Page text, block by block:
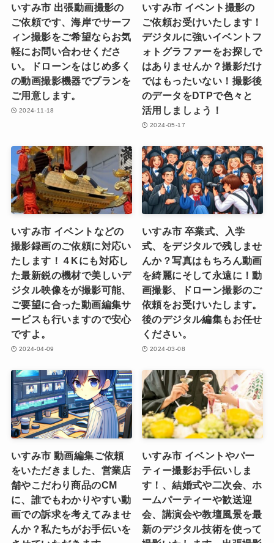
いすみ市 出張動画撮影の
ご依頼です、海岸でサーフ
ィン撮影をご希望ならお気
軽にお問い合わせくださ
い。ドローンをはじめ多く
の動画撮影機器でプランを
ご用意します。
2024-11-18
いすみ市 イベント撮影の
ご依頼お受けいたします！
デジタルに強いイベントフ
ォトグラファーをお探しで
はありませんか？撮影だけ
ではもったいない！撮影後
のデータをDTPで色々と
活用しましょう！
2024-05-17
いすみ市 イベントなどの
撮影録画のご依頼に対応い
たします！４Kにも対応し
た最新鋭の機材で美しいデ
ジタル映像をが撮影可能、
ご要望に合った動画編集サ
ービスも行いますので安心
ですよ。
2024-04-09
いすみ市 卒業式、入学
式、をデジタルで残しませ
んか？写真はもちろん動画
を綺麗にそして永遠に！動
画撮影、ドローン撮影のご
依頼をお受けいたします。
後のデジタル編集もお任せ
ください。
2024-03-08
いすみ市 動画編集ご依頼
をいただきました、営業店
舗やこだわり商品のCM
に、誰でもわかりやすい動
画での訴求を考えてみませ
んか？私たちがお手伝いを
いすみ市 イベントやパー
ティー撮影お手伝いしま
す！、結婚式や二次会、ホ
ームパーティーや歓送迎
会、講演会や教壇風景を最
新のデジタル技術を使って